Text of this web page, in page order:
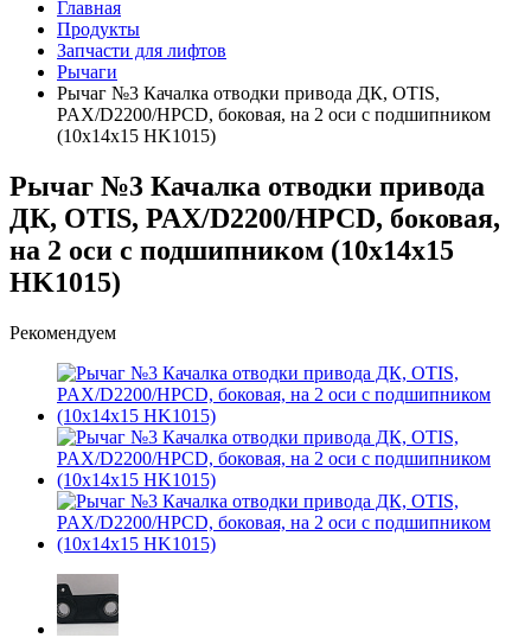
Главная
Продукты
Запчасти для лифтов
Рычаги
Рычаг №3 Качалка отводки привода ДК, OTIS,
PAX/D2200/HPCD, боковая, на 2 оси с подшипником
(10х14х15 HK1015)
Рычаг №3 Качалка отводки привода
ДК, OTIS, PAX/D2200/HPCD, боковая,
на 2 оси с подшипником (10х14х15
HK1015)
Рекомендуем